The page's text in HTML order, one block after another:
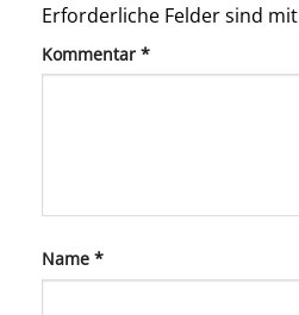
Erforderliche Felder sind mit
Kommentar *
Name *